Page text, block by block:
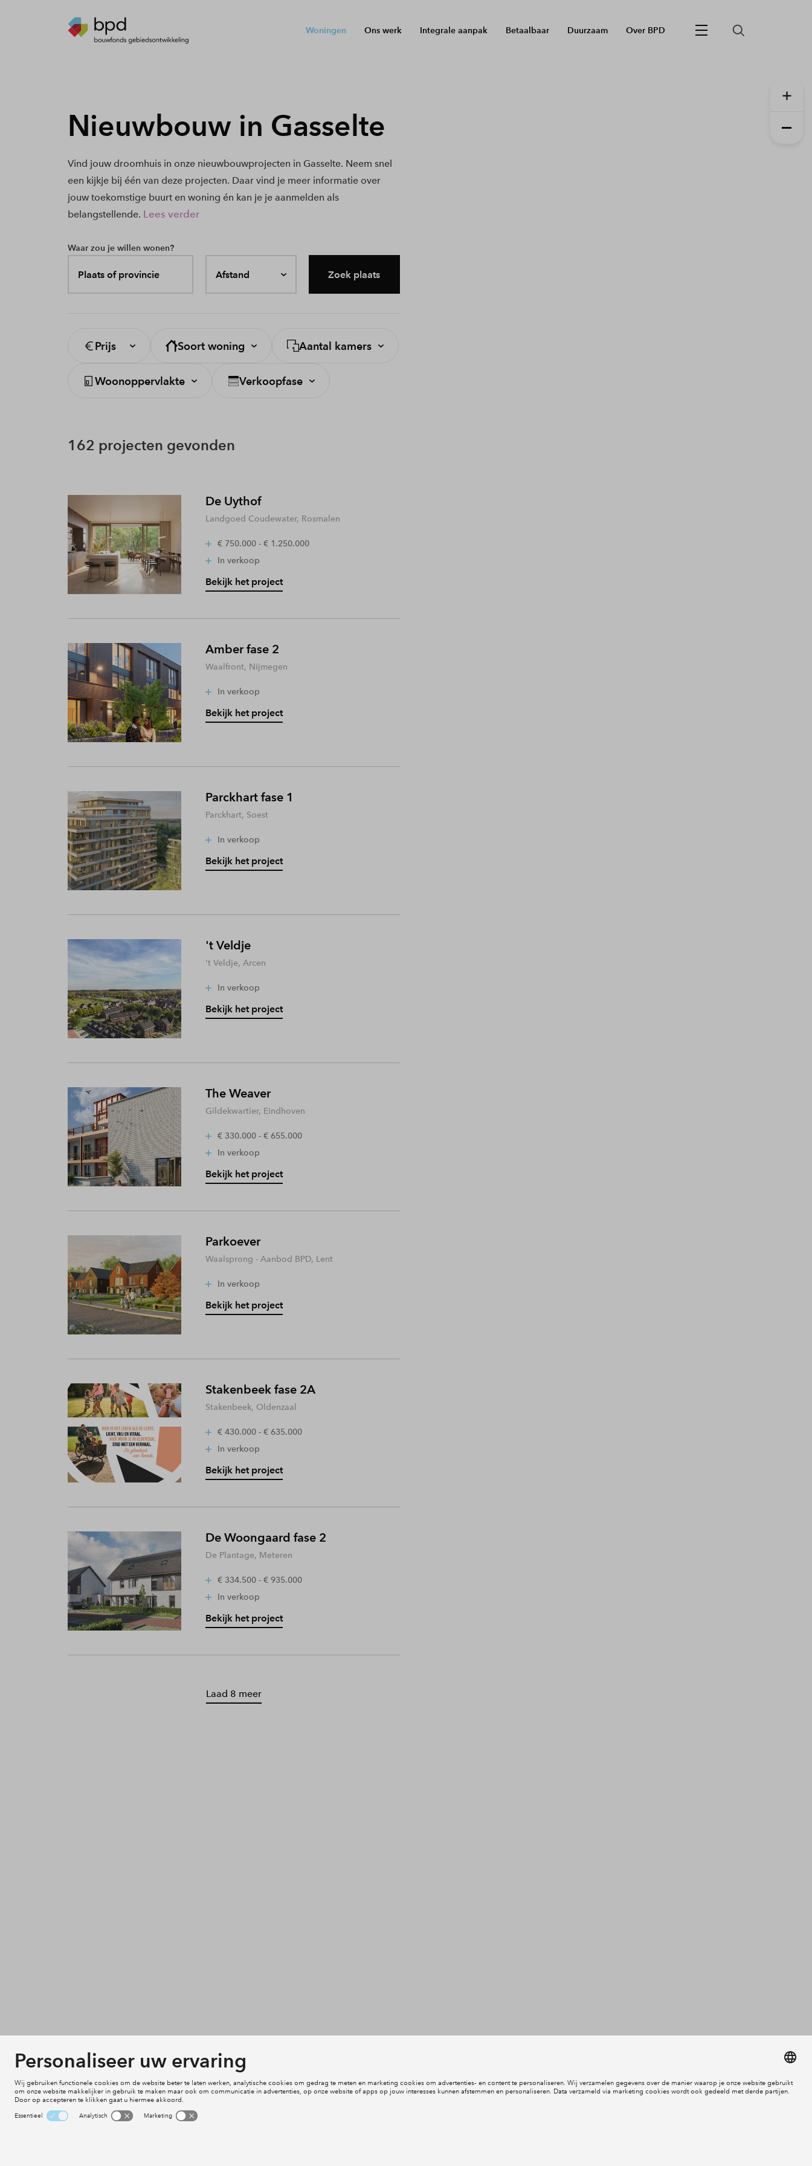
Woningen Ons werk Integrale aanpak Betaalbaar Duurzaam Over BPD
Nieuwbouw in Gasselte
Vind jouw droomhuis in onze nieuwbouwprojecten in Gasselte. Neem snel
een kijkje bij één van deze projecten. Daar vind je meer informatie over
jouw toekomstige buurt en woning én kan je je aanmelden als
belangstellende. Lees verder
Waar zou je willen wonen?
Plaats of provincie Afstand Zoek plaats
Prijs Soort woning Aantal kamers
Woonoppervlakte Verkoopfase
162 projecten gevonden
De Uythof
Landgoed Coudewater, Rosmalen
€ 750.000 - € 1.250.000
In verkoop
Bekijk het project
Amber fase 2
Waalfront, Nijmegen
In verkoop
Bekijk het project
Parckhart fase 1
Parckhart, Soest
In verkoop
Bekijk het project
't Veldje
't Veldje, Arcen
In verkoop
Bekijk het project
The Weaver
Gildekwartier, Eindhoven
€ 330.000 - € 655.000
In verkoop
Bekijk het project
Parkoever
Waalsprong - Aanbod BPD, Lent
In verkoop
Bekijk het project
Stakenbeek fase 2A
Stakenbeek, Oldenzaal
€ 430.000 - € 635.000
In verkoop
Bekijk het project
De Woongaard fase 2
De Plantage, Meteren
€ 334.500 - € 935.000
In verkoop
Bekijk het project
Laad 8 meer